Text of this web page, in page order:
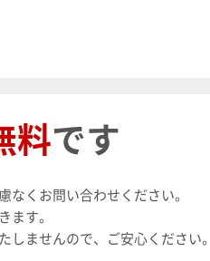
料です
なくお問い合わせください。
ます。
しませんので、ご安心ください。